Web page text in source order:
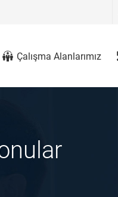
Çalışma Alanlarımız